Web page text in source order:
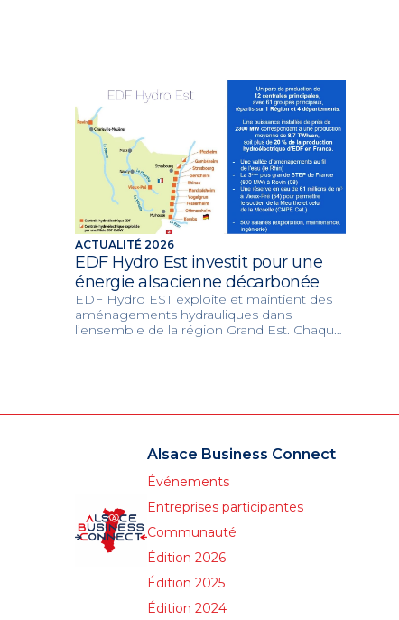
centaine de destinations en
vols direct.
ACTUALITÉ 2026
EDF Hydro Est investit pour une
énergie alsacienne décarbonée
EDF Hydro EST exploite et maintient des
aménagements hydrauliques dans
l’ensemble de la région Grand Est. Chaque
Alsace Business Connect
Événements
Entreprises participantes
Communauté
Édition 2026
Édition 2025
Édition 2024